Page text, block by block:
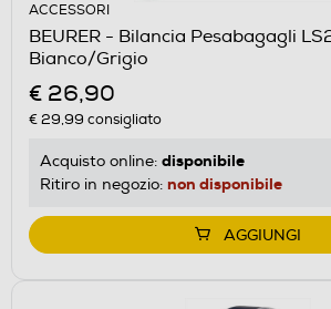
ACCESSORI
BEURER - Bilancia Pesabagagli
Bianco/Grigio
€ 26,90
€ 29,99 consigliato
Acquisto online: disponibile
Ritiro in negozio: non disponibile
AGGIUNGI